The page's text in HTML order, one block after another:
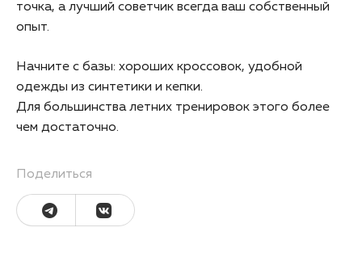
точка, а лучший советчик всегда ваш собственный
опыт.
Начните с базы: хороших кроссовок, удобной
одежды из синтетики и кепки.
Для большинства летних тренировок этого более
чем достаточно.
Поделиться